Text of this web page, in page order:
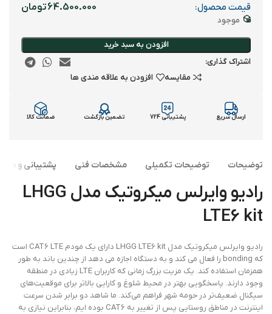
قیمت محصول: تومان
موجود
افزودن به سبد خرید
اشتراک گذاری:
مقایسه
افزودن به علاقه مندی ها
ارسال سریع پشتیبانی 724 تضمین بازگشت ضمانت کالا
توضیحات توضیحات تکمیلی مشخصات فنی پشتیبانی و
رادیو وایرلس میکروتیک مدل LHGG
LTE6 kit
رادیو وایرلس میکروتیک مدل LHGG LTE6 kit دارای یک مودم CAT6 LTE است
که bonding را فعال می کند و به دستگاه اجازه می دهد از چندین باند به طور
همزمان استفاده کند. یک مزیت بزرگ زمانی که کاربران LTE زیادی در منطقه
وجود دارند. پاسخگویی بهتر در محیط شلوغ و کارایی بالاتر برای موقعیت‌های
سیگنال ضعیف‌تر در حومه شهر فراهم می‌کند. ما شاهد دو برابر شدن سرعت
اینترنت در مناطق روستایی پس از تغییر به CAT6 بوده ایم، بنابراین نیازی به